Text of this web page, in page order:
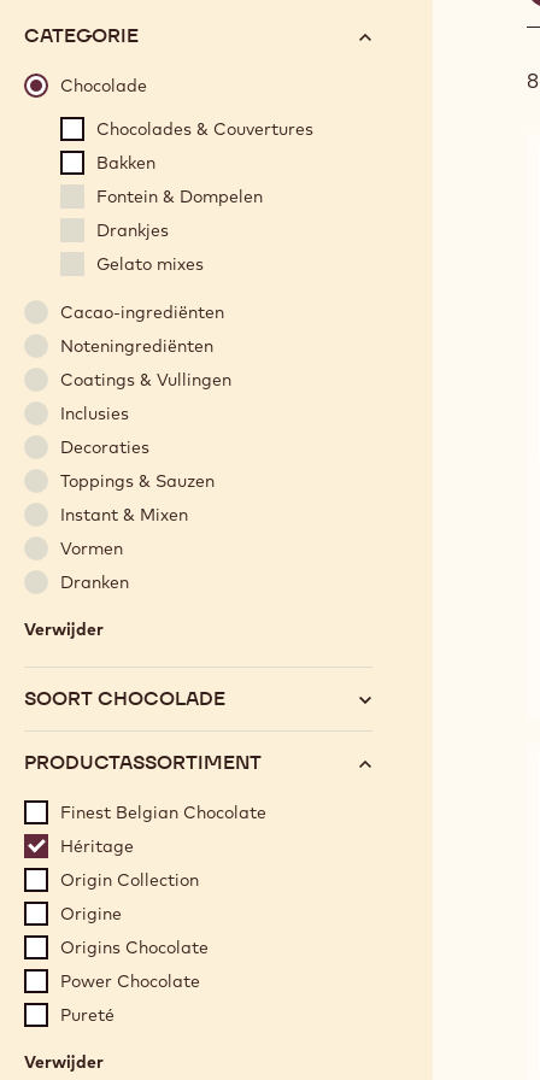
options
automatically
update
search.
N°
CATEGORIE
Chocolade
Chocolades & Couvertures
Bakken
Fontein & Dompelen
Drankjes
Gelato mixes
Cacao-ingrediënten
Noteningrediënten
Coatings & Vullingen
Inclusies
Decoraties
Toppings & Sauzen
Instant & Mixen
Vormen
Dranken
Verwijder
SOORT CHOCOLADE
PRODUCTASSORTIMENT
Finest Belgian Chocolate
Héritage
Origin Collection
Origine
Origins Chocolate
Power Chocolate
Pureté
Verwijder